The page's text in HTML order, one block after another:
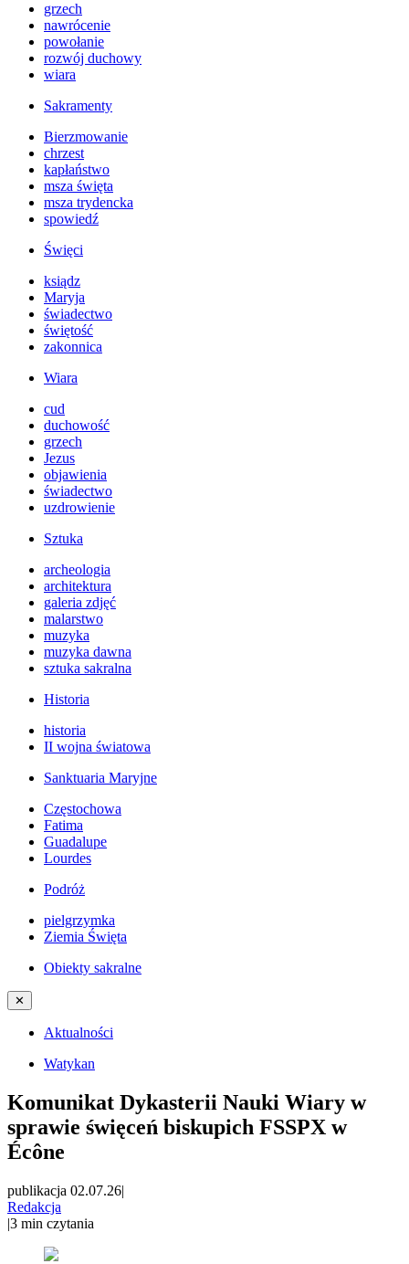
grzech
nawrócenie
powołanie
rozwój duchowy
wiara
Sakramenty
Bierzmowanie
chrzest
kapłaństwo
msza święta
msza trydencka
spowiedź
Święci
ksiądz
Maryja
świadectwo
świętość
zakonnica
Wiara
cud
duchowość
grzech
Jezus
objawienia
świadectwo
uzdrowienie
Sztuka
archeologia
architektura
galeria zdjęć
malarstwo
muzyka
muzyka dawna
sztuka sakralna
Historia
historia
II wojna światowa
Sanktuaria Maryjne
Częstochowa
Fatima
Guadalupe
Lourdes
Podróż
pielgrzymka
Ziemia Święta
Obiekty sakralne
✕
Aktualności
Watykan
Komunikat Dykasterii Nauki Wiary w
sprawie święceń biskupich FSSPX w
Écône
publikacja 02.07.26|
Redakcja
|3 min czytania